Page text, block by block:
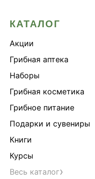
КАТАЛОГ
Акции
Грибная аптека
Наборы
Грибная косметика
Грибное питание
Подарки и сувениры
Книги
Курсы
Весь каталог›